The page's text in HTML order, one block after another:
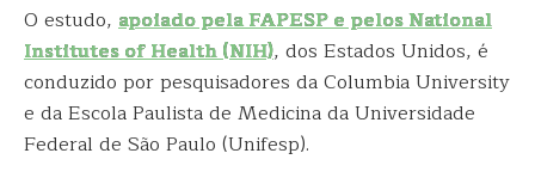
O estudo, apoiado pela FAPESP e pelos National
Institutes of Health (NIH), dos Estados Unidos, é
conduzido por pesquisadores da Columbia University
e da Escola Paulista de Medicina da Universidade
Federal de São Paulo (Unifesp).